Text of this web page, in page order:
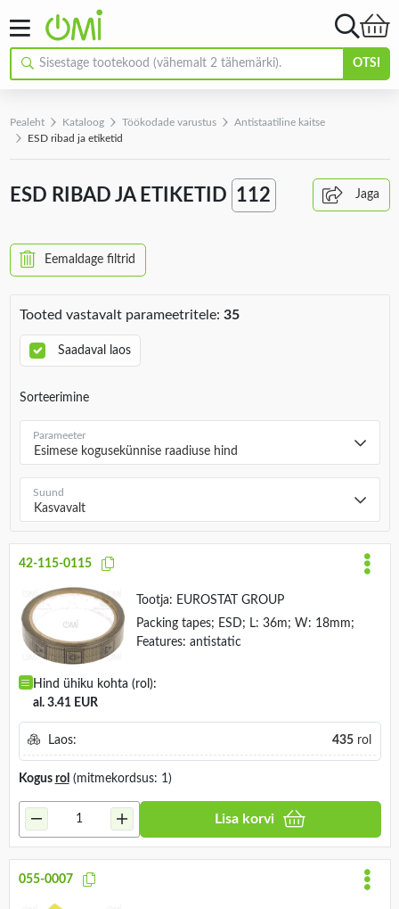
OTSI
Pealeht Kataloog Töökodade varustus
Antistaatiline kaitse
ESD ribad ja etiketid
ESD RIBAD JA ETIKETID 112 Jaga
Eemaldage filtrid
Tooted vastavalt parameetritele: 35
Saadaval laos
Sorteerimine
Esimese kogusekünnise raadiuse hind
Parameeter
Kasvavalt
Suund
42-115-0115
Tootja: EUROSTAT GROUP
Packing tapes; ESD; L: 36m; W: 18mm;
Features: antistatic
Hind ühiku kohta (rol):
al. 3.41 EUR
Laos: 435rol
Kogus rol (mitmekordsus: 1)
Lisa korvi
055-0007